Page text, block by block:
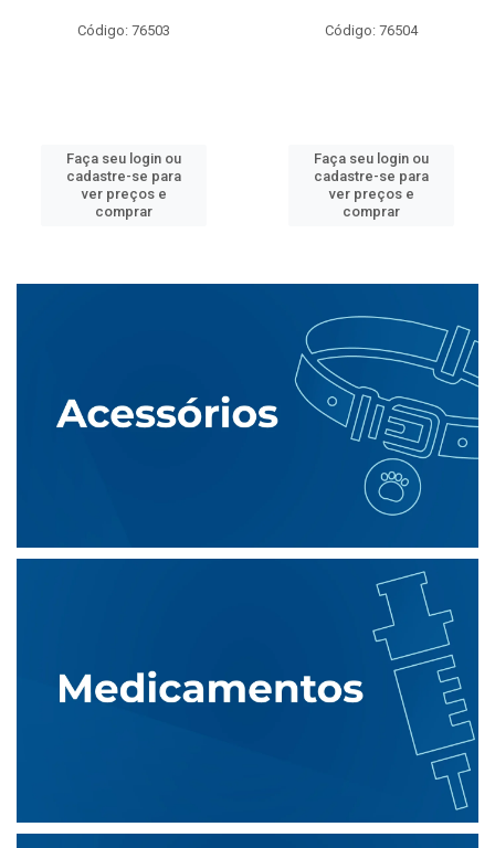
Código: 76503
Faça seu login ou
cadastre-se para
ver preços e
comprar
Código: 76504
Faça seu login ou
cadastre-se para
ver preços e
comprar